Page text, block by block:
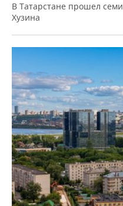
В Татарстане прошел
Хузина